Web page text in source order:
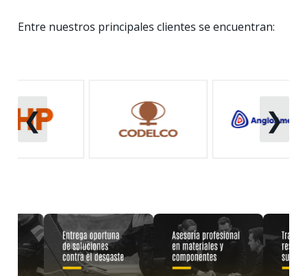
Entre nuestros principales clientes se encuentran:
❮ ❯